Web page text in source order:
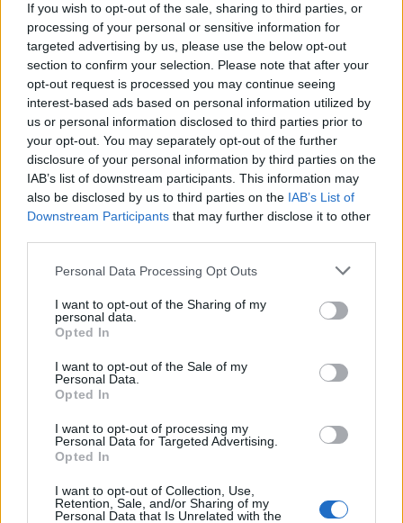
If you wish to opt-out of the sale, sharing to third parties, or
processing of your personal or sensitive information for
targeted advertising by us, please use the below opt-out
section to confirm your selection. Please note that after your
opt-out request is processed you may continue seeing
interest-based ads based on personal information utilized by
us or personal information disclosed to third parties prior to
your opt-out. You may separately opt-out of the further
disclosure of your personal information by third parties on the
IAB’s list of downstream participants. This information may
also be disclosed by us to third parties on the IAB’s List of
Downstream Participants that may further disclose it to other
Please note that this website/app uses one or more Google
not limited to your visit or usage behaviour. You may click to
grant or deny consent to Google and its third-party tags to
use your data for below specified purposes in below Google
consent section.
Personal Data Processing Opt Outs
I want to opt-out of the Sharing of my
personal data.
Opted In
I want to opt-out of the Sale of my
Personal Data.
Opted In
I want to opt-out of processing my
Personal Data for Targeted Advertising.
Opted In
I want to opt-out of Collection, Use,
Retention, Sale, and/or Sharing of my
Personal Data that Is Unrelated with the
Történelmi táj, amelynek minden köve mesél –
megújul a tatai Angolkert
A projekt részeként megújulnak a területen található
műemlékek, köztük a különleges Műromok, valamint a közeli
Új gyalogosátkelők és jelzőlámpás
csomópont épül Angyalföldön